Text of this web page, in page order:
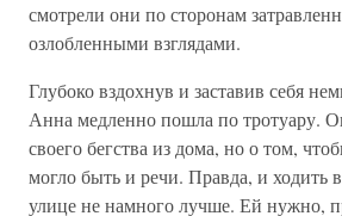
смотрели они по сторонам
озлобленными взглядами.
Глубоко вздохнув и заставив себя
Анна медленно пошла по тротуару.
своего бегства из дома, но о том,
могло быть и речи. Правда, и ходить
улице не намного лучше. Ей нужно,